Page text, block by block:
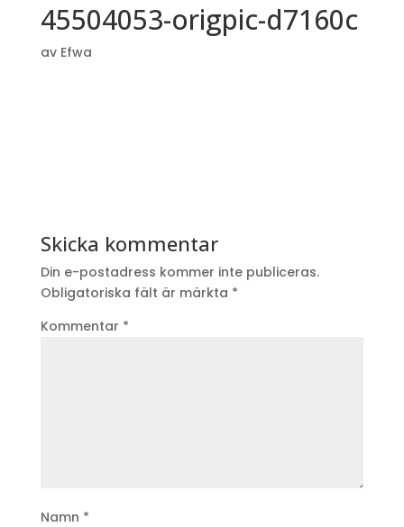
45504053-origpic-d7160c
av Efwa
Skicka kommentar
Din e-postadress kommer inte publiceras.
Obligatoriska fält är märkta *
Kommentar *
Namn *